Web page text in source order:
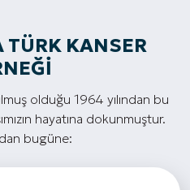
TÜRK KANSER
olduğu 1964 yılından bu
hayatına dokunmuştur.
bugüne: